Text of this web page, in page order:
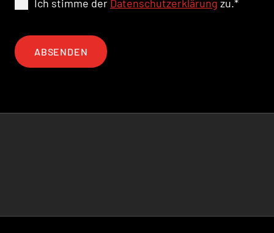
Ich stimme der Datenschutzerklärung zu.*
ABSENDEN